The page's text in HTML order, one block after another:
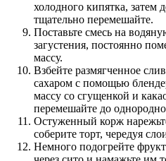
холодного кипятка, затем
тщательно перемешайте.
Поставьте смесь на
загустения, постоянно
массу.
Взбейте размягченное
сахаром с помощью
массу со сгущенкой и
перемешайте до
Остуженный корж
соберите торт, чередуя
Немного подогрейте